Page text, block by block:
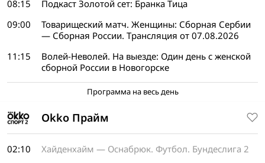
08:15
Подкаст Золотой сет: Бранка Тица
09:00
Товарищеский матч. Женщины: Сборная Сербии
— Сборная России. Трансляция от 07.08.2026
11:15
Волей-Неволей. На выезде: Один день с женской
сборной России в Новогорске
Программа на весь день
Okko Прайм
02:10
Хайденхайм — Оснабрюк. Футбол. Бундеслига 2